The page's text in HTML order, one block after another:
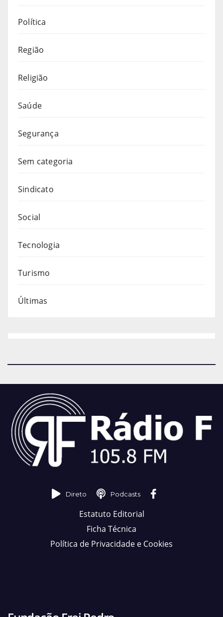
Política
Região
Religião
Saúde
Segurança
Sem categoria
Sindicato
Social
Tecnologia
Turismo
Últimas
Direto Podcasts
Estatuto Editorial
Ficha Técnica
Política de Privacidade e Cookies